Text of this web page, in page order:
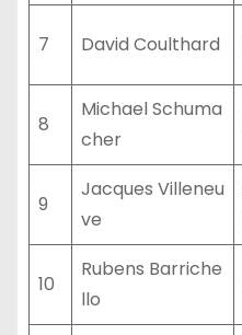
7 David Coulthard
8
Michael Schuma
cher
9
Jacques Villeneu
ve
10
Rubens Barriche
llo